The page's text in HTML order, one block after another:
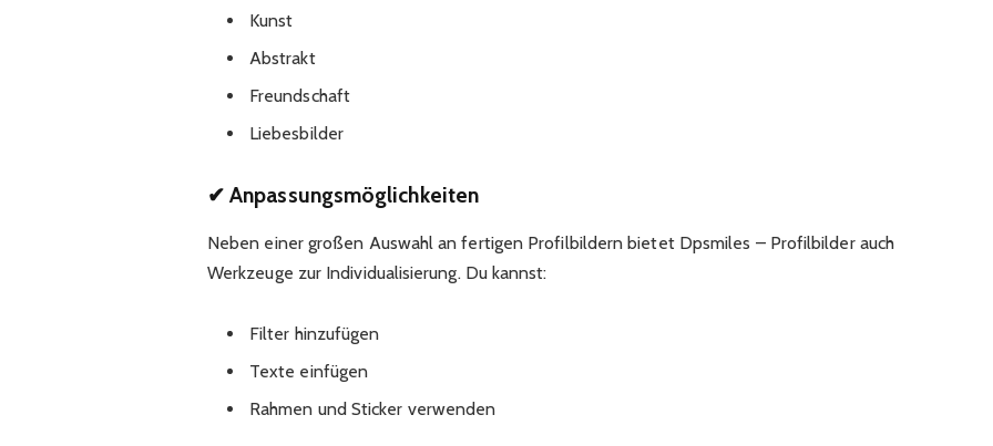
Kunst
Abstrakt
Freundschaft
Liebesbilder
✔ Anpassungsmöglichkeiten
Neben einer großen Auswahl an fertigen Profilbildern bietet Dpsmiles – Profilbilder auch
Werkzeuge zur Individualisierung. Du kannst:
Filter hinzufügen
Texte einfügen
Rahmen und Sticker verwenden